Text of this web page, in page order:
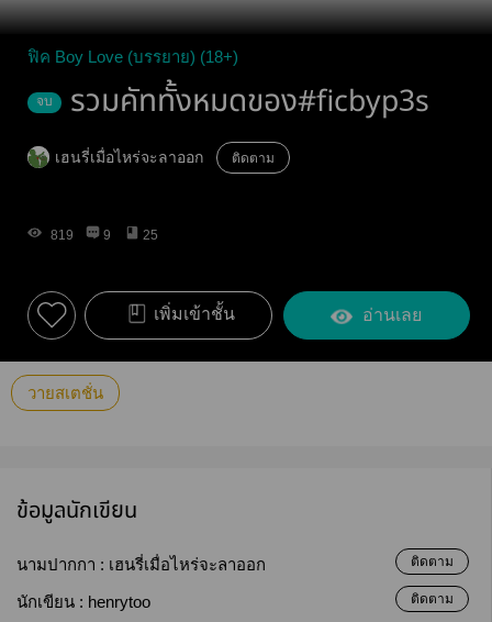
ฟิค Boy Love (บรรยาย) (18+)
จบ รวมคัททั้งหมดของ#ficbyp3s
เฮนรี่เมื่อไหร่จะลาออก ติดตาม
819 9 25
เพิ่มเข้าชั้น อ่านเลย
วายสเตชั่น
ข้อมูลนักเขียน
นามปากกา : เฮนรี่เมื่อไหร่จะลาออก ติดตาม
นักเขียน : henrytoo ติดตาม